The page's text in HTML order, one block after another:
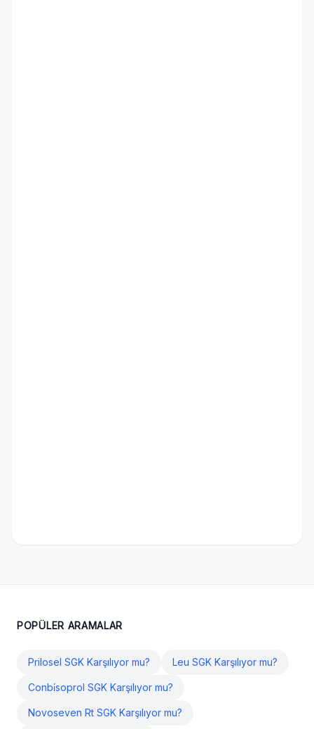
POPÜLER ARAMALAR
Prilosel SGK Karşılıyor mu? Leu SGK Karşılıyor mu?
Conbi̇soprol SGK Karşılıyor mu?
Novoseven Rt SGK Karşılıyor mu?